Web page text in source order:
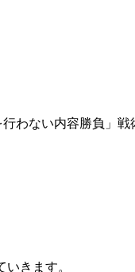
わない内容勝負」
きます。